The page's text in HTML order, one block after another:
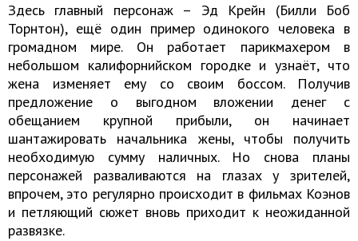
Здесь главный персонаж – Эд Крейн (Билли Боб
Торнтон), ещё один пример одинокого человека в
громадном мире. Он работает парикмахером в
небольшом калифорнийском городке и узнаёт, что
жена изменяет ему со своим боссом. Получив
предложение о выгодном вложении денег с
обещанием крупной прибыли, он начинает
шантажировать начальника жены, чтобы получить
необходимую сумму наличных. Но снова планы
персонажей разваливаются на глазах у зрителей,
впрочем, это регулярно происходит в фильмах Коэнов
и петляющий сюжет вновь приходит к неожиданной
развязке.